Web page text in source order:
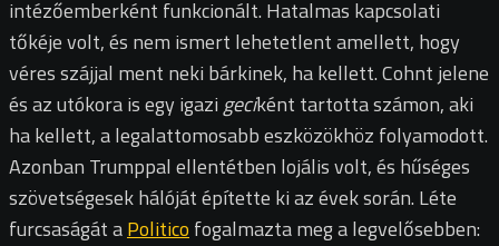
intézőemberként funkcionált. Hatalmas kapcsolati
tőkéje volt, és nem ismert lehetetlent amellett, hogy
véres szájjal ment neki bárkinek, ha kellett. Cohnt jelene
és az utókora is egy igazi geciként tartotta számon, aki
ha kellett, a legalattomosabb eszközökhöz folyamodott.
Azonban Trumppal ellentétben lojális volt, és hűséges
szövetségesek hálóját építette ki az évek során. Léte
furcsaságát aPolitico fogalmazta meg a legvelősebben: